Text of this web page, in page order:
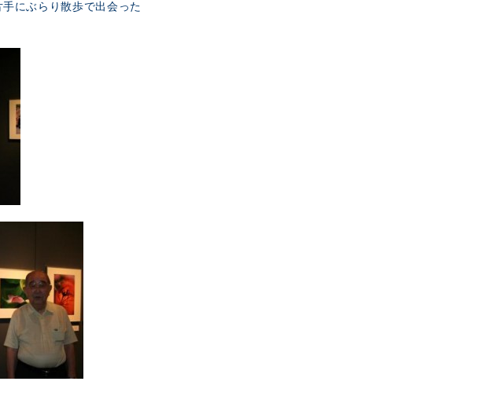
にぶらり散歩で出会った